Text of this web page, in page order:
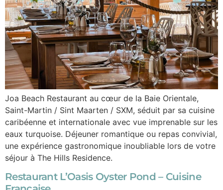
Joa Beach Restaurant au cœur de la Baie Orientale,
Saint-Martin / Sint Maarten / SXM, séduit par sa cuisine
caribéenne et internationale avec vue imprenable sur les
eaux turquoise. Déjeuner romantique ou repas convivial,
une expérience gastronomique inoubliable lors de votre
séjour à The Hills Residence.
Restaurant L’Oasis Oyster Pond – Cuisine